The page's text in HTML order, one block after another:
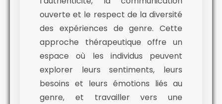
ouverte et le respect de la diversité
des expériences de genre. Cette
approche thérapeutique offre un
espace où les individus peuvent
explorer leurs sentiments, leurs
besoins et leurs émotions liés au
genre, et travailler vers une